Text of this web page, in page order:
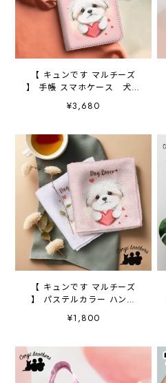
【 キュンです マルチーズ
】 手帳 スマホケース 犬
うちの子 プレゼント ペ
ット Android対応
¥3,680
【 キュンです マルチーズ
】 パステルカラー ハンカ
チ 2枚セット 犬 ペッ
ト うちの子 プレゼント
¥1,800